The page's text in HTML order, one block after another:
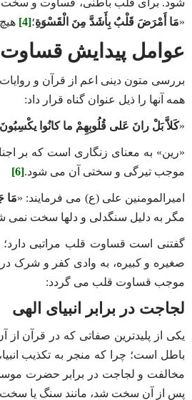
شود. برای قلب باطنی، قساوت و سخت‌
«مَا أَمْرَضَ قَلْبٌ بِأَشَدَّ مِنَ الْقَسْوَةِ؛[4]
عوامل پیدایش
بررسی متون دینی اعم از قرآن و
همه آنها را ذیل عنوان گناه قرار داد:
«کَلاَّ بَلْ رانَ عَلى‏ قُلُوبِهِمْ ما كانُوا یكْسِبُونَ
«رین» به معنای زنگاری است که بر
موجب تیرگی و سختی آن می ‌شود.[6]
امیرالمومنین علی (ع) می فرمایند: «مَا
مگر به دلیل سنگدلی و دلها سخت نمی‌
گفتنی است قساوت قلب مراتبی دارد؛
صغیره و کبیره، به وادی کفر و شرک
موجب قساوت قلب می گردد:
لجاجت در برابر انبیای الهی
یکی از پلیدترین صفاتی که در قرآن
باطل است؛ چرا که منجر به تکذیب
مخالفت و لجاجت در برابر حضرت
پس از آن سخت شد، مانند سنگ یا